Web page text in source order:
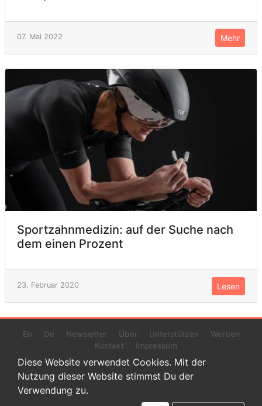
07. Mai 2022 Mehr
Sportzahnmedizin: auf der Suche nach
dem einen Prozent
23. Februar 2020 Lesen
En De Newsletter Über Unterstützen
Werben
Kontakt
Impressum
© 2022 www.endurance-data.com - aaa
Dies ist eine Beta-Version. Höchstwahrscheinlich haben sich auf
Diese Website verwendet Cookies. Mit der
Nutzung dieser Website stimmst Du der
Verwendung zu.